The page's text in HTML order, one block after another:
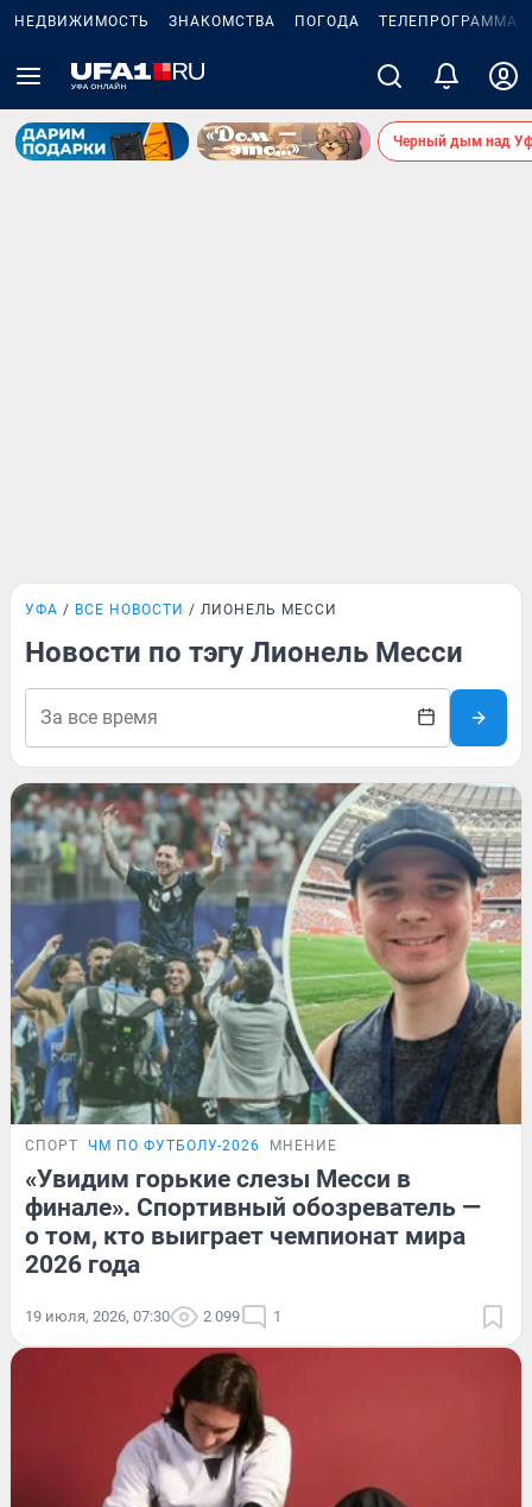
НЕДВИЖИМОСТЬ ЗНАКОМСТВА ПОГОДА ТЕЛЕПРОГРАММА
Черный дым над
УФА ВСЕ НОВОСТИ ЛИОНЕЛЬ МЕССИ
Новости по тэгу Лионель Месси
СПОРТ ЧМ ПО ФУТБОЛУ-2026 МНЕНИЕ
«Увидим горькие слезы Месси в
финале». Спортивный обозреватель —
о том, кто выиграет чемпионат мира
2026 года
19 июля, 2026, 07:30 2 099 1